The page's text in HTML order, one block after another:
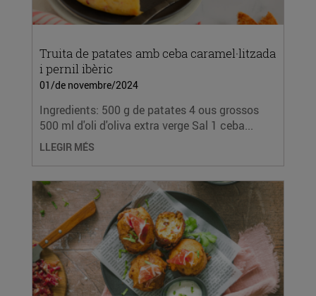
Truita de patates amb ceba caramel·litzada
i pernil ibèric
01/de novembre/2024
Ingredients: 500 g de patates 4 ous grossos
500 ml d'oli d'oliva extra verge Sal 1 ceba...
LLEGIR MÉS